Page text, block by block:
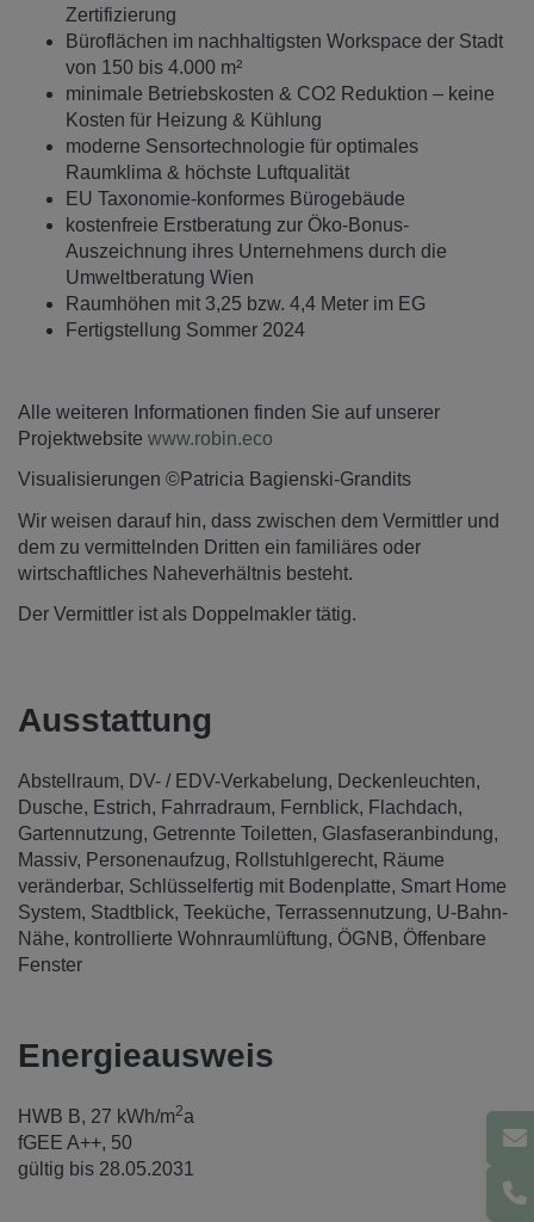
Zertifizierung
Büroflächen im nachhaltigsten Workspace der Stadt
von 150 bis 4.000 m²
minimale Betriebskosten & CO2 Reduktion – keine
Kosten für Heizung & Kühlung
moderne Sensortechnologie für optimales
Raumklima & höchste Luftqualität
EU Taxonomie-konformes Bürogebäude
kostenfreie Erstberatung zur Öko-Bonus-
Auszeichnung ihres Unternehmens durch die
Umweltberatung Wien
Raumhöhen mit 3,25 bzw. 4,4 Meter im EG
Fertigstellung Sommer 2024
Alle weiteren Informationen finden Sie auf unserer
Projektwebsite www.robin.eco
Visualisierungen ©Patricia Bagienski-Grandits
Wir weisen darauf hin, dass zwischen dem Vermittler und
dem zu vermittelnden Dritten ein familiäres oder
wirtschaftliches Naheverhältnis besteht.
Der Vermittler ist als Doppelmakler tätig.
Ausstattung
Abstellraum DV- / EDV-Verkabelung
Deckenleuchten
Dusche
Estrich Fahrradraum Fernblick
Flachdach
Gartennutzung Getrennte Toiletten Glasfaseranbindung
Massiv
Personenaufzug Rollstuhlgerecht
Räume
veränderbar Schlüsselfertig mit Bodenplatte Smart Home
System Stadtblick Teeküche Terrassennutzung U-Bahn-
Nähe
kontrollierte Wohnraumlüftung ÖGNB Öffenbare
Fenster
Energieausweis
HWB B, 27 kWh/m2a
fGEE A++, 50
gültig bis 28.05.2031